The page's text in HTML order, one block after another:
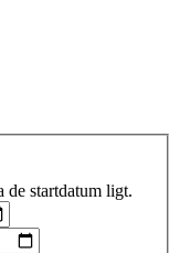
de startdatum ligt.